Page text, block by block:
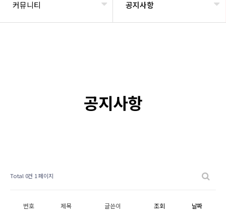
커뮤니티 공지사항
공지사항
Total 0건 1 페이지
번호 제목 글쓴이 조회 날짜